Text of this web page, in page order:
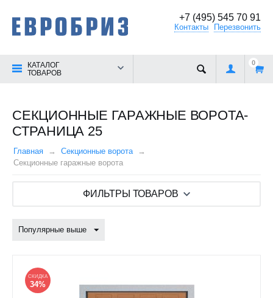
+7 (495) 545 70 91
Контакты Перезвонить
КАТАЛОГ
ТОВАРОВ
0
СЕКЦИОННЫЕ ГАРАЖНЫЕ ВОРОТА-
СТРАНИЦА 25
Главная
Секционные ворота
Секционные гаражные ворота
ФИЛЬТРЫ ТОВАРОВ
Популярные выше
СКИДКА
34%